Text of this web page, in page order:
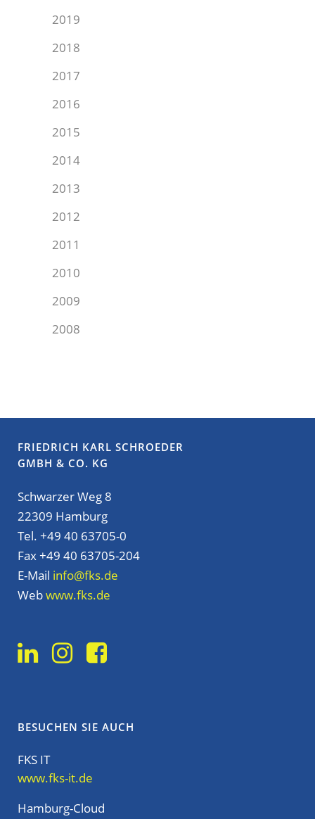
2019
2018
2017
2016
2015
2014
2013
2012
2011
2010
2009
2008
FRIEDRICH KARL SCHROEDER
GMBH & CO. KG
Schwarzer Weg 8
22309 Hamburg
Tel. +49 40 63705-0
Fax +49 40 63705-204
E-Mail info@fks.de
Webwww.fks.de
BESUCHEN SIE AUCH
FKS IT
www.fks-it.de
Hamburg-Cloud